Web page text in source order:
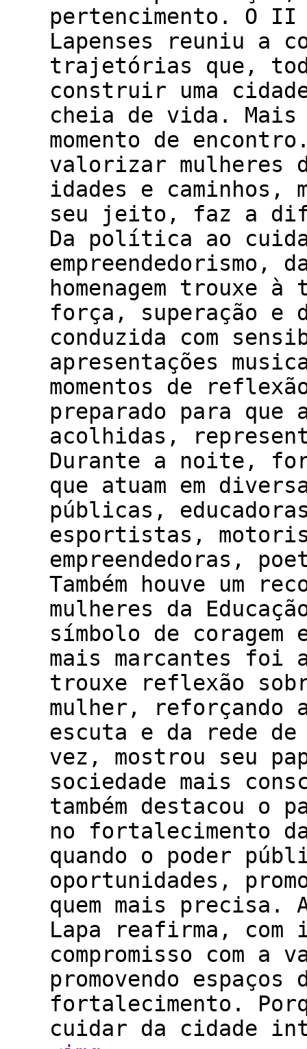
pertencimento. O II
Lapenses reuniu a
trajetórias que,
construir uma
cheia de vida. Mais
momento de
valorizar
idades e caminhos,
seu jeito, faz a
Da política ao
empreendedorismo,
homenagem trouxe
força, superação e
conduzida com
apresentações
momentos de
preparado para que
acolhidas,
Durante a noite,
que atuam em
públicas,
esportistas,
empreendedoras,
Também houve um
mulheres da
símbolo de coragem
mais marcantes foi
trouxe reflexão
mulher, reforçando
escuta e da rede
vez, mostrou seu
sociedade mais
também destacou
no fortalecimento
quando o poder
oportunidades,
quem mais precisa.
Lapa reafirma,
compromisso com a
promovendo
fortalecimento.
cuidar da cidade